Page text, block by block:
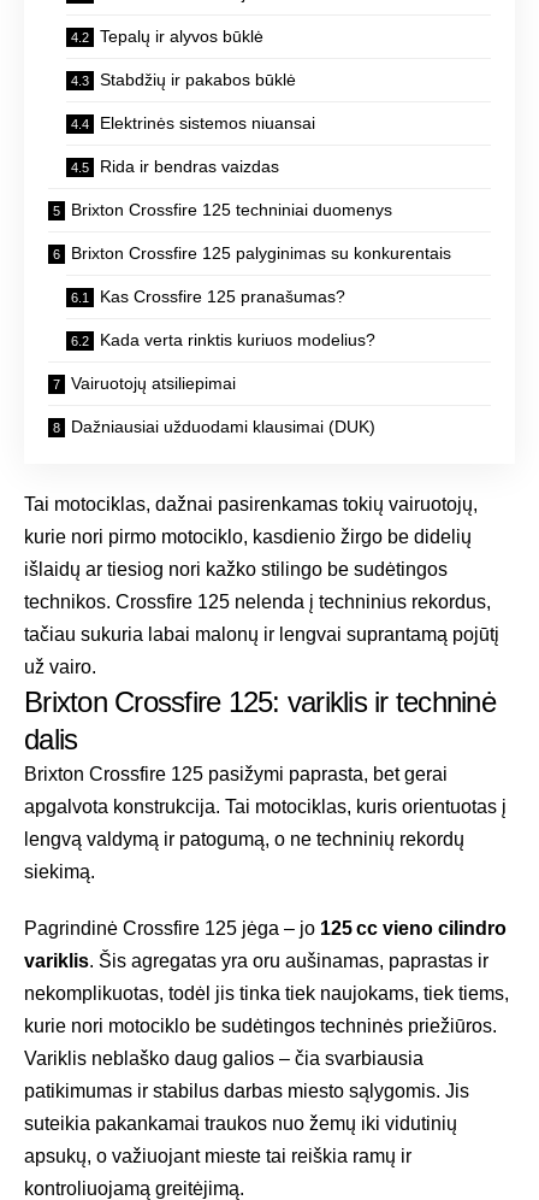
Tepalų ir alyvos būklė
Stabdžių ir pakabos būklė
Elektrinės sistemos niuansai
Rida ir bendras vaizdas
Brixton Crossfire 125 techniniai duomenys
Brixton Crossfire 125 palyginimas su konkurentais
Kas Crossfire 125 pranašumas?
Kada verta rinktis kuriuos modelius?
Vairuotojų atsiliepimai
Dažniausiai užduodami klausimai (DUK)
Tai motociklas, dažnai pasirenkamas tokių vairuotojų,
kurie nori pirmo motociklo, kasdienio žirgo be didelių
išlaidų ar tiesiog nori kažko stilingo be sudėtingos
technikos. Crossfire 125 nelenda į techninius rekordus,
tačiau sukuria labai malonų ir lengvai suprantamą pojūtį
už vairo.
Brixton Crossfire 125: variklis ir techninė
dalis
Brixton Crossfire 125 pasižymi paprasta, bet gerai
apgalvota konstrukcija. Tai motociklas, kuris orientuotas į
lengvą valdymą ir patogumą, o ne techninių rekordų
siekimą.
Pagrindinė Crossfire 125 jėga – jo 125 cc vieno cilindro
variklis. Šis agregatas yra oru aušinamas, paprastas ir
nekomplikuotas, todėl jis tinka tiek naujokams, tiek tiems,
kurie nori motociklo be sudėtingos techninės priežiūros.
Variklis neblaško daug galios – čia svarbiausia
patikimumas ir stabilus darbas miesto sąlygomis. Jis
suteikia pakankamai traukos nuo žemų iki vidutinių
apsukų, o važiuojant mieste tai reiškia ramų ir
kontroliuojamą greitėjimą.